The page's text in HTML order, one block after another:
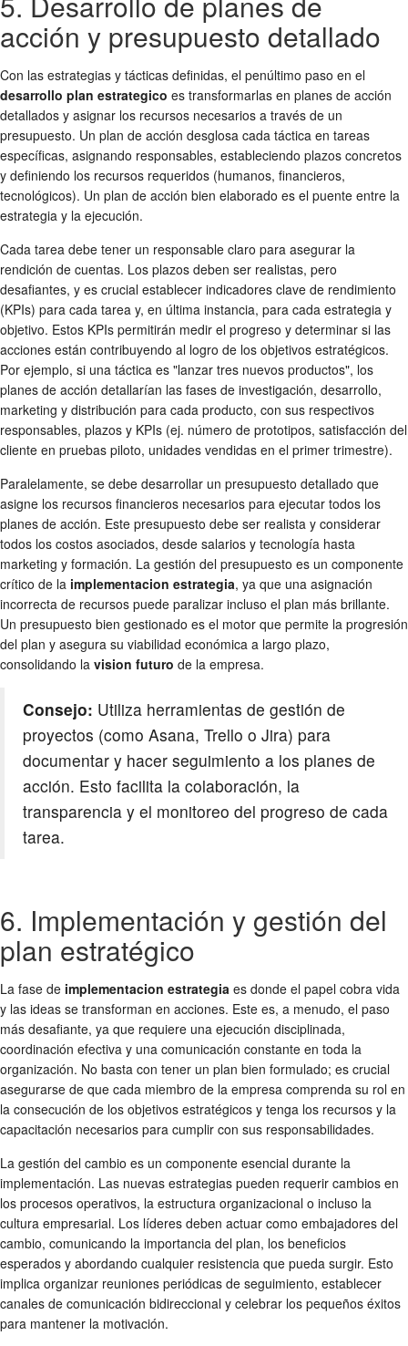
acción y presupuesto detallado
Con las estrategias y tácticas definidas, el penúltimo paso en el
desarrollo plan estrategico es transformarlas en planes de acción
detallados y asignar los recursos necesarios a través de un
presupuesto. Un plan de acción desglosa cada táctica en tareas
específicas, asignando responsables, estableciendo plazos concretos
y definiendo los recursos requeridos (humanos, financieros,
tecnológicos). Un plan de acción bien elaborado es el puente entre la
estrategia y la ejecución.
Cada tarea debe tener un responsable claro para asegurar la
rendición de cuentas. Los plazos deben ser realistas, pero
desafiantes, y es crucial establecer indicadores clave de rendimiento
(KPIs) para cada tarea y, en última instancia, para cada estrategia y
objetivo. Estos KPIs permitirán medir el progreso y determinar si las
acciones están contribuyendo al logro de los objetivos estratégicos.
Por ejemplo, si una táctica es "lanzar tres nuevos productos", los
planes de acción detallarían las fases de investigación, desarrollo,
marketing y distribución para cada producto, con sus respectivos
responsables, plazos y KPIs (ej. número de prototipos, satisfacción del
cliente en pruebas piloto, unidades vendidas en el primer trimestre).
Paralelamente, se debe desarrollar un presupuesto detallado que
asigne los recursos financieros necesarios para ejecutar todos los
planes de acción. Este presupuesto debe ser realista y considerar
todos los costos asociados, desde salarios y tecnología hasta
marketing y formación. La gestión del presupuesto es un componente
crítico de la implementacion estrategia, ya que una asignación
incorrecta de recursos puede paralizar incluso el plan más brillante.
Un presupuesto bien gestionado es el motor que permite la progresión
del plan y asegura su viabilidad económica a largo plazo,
consolidando la vision futuro de la empresa.
Consejo: Utiliza herramientas de gestión de
proyectos (como Asana, Trello o Jira) para
documentar y hacer seguimiento a los planes de
acción. Esto facilita la colaboración, la
transparencia y el monitoreo del progreso de cada
tarea.
6. Implementación y gestión del
plan estratégico
La fase de implementacion estrategia es donde el papel cobra vida
y las ideas se transforman en acciones. Este es, a menudo, el paso
más desafiante, ya que requiere una ejecución disciplinada,
coordinación efectiva y una comunicación constante en toda la
organización. No basta con tener un plan bien formulado; es crucial
asegurarse de que cada miembro de la empresa comprenda su rol en
la consecución de los objetivos estratégicos y tenga los recursos y la
capacitación necesarios para cumplir con sus responsabilidades.
La gestión del cambio es un componente esencial durante la
implementación. Las nuevas estrategias pueden requerir cambios en
los procesos operativos, la estructura organizacional o incluso la
cultura empresarial. Los líderes deben actuar como embajadores del
cambio, comunicando la importancia del plan, los beneficios
esperados y abordando cualquier resistencia que pueda surgir. Esto
implica organizar reuniones periódicas de seguimiento, establecer
canales de comunicación bidireccional y celebrar los pequeños éxitos
para mantener la motivación.